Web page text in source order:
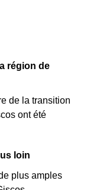
région de
de la transition
ont été
loin
plus amples